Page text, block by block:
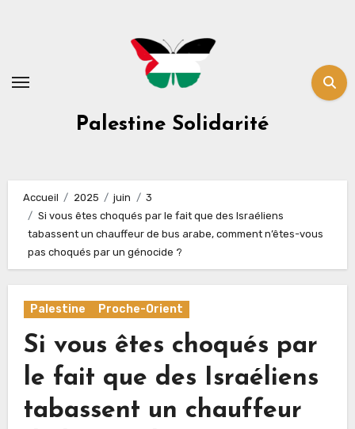
Palestine Solidarité
Accueil 2025 juin
3
Si vous êtes choqués par le fait que des Israéliens
tabassent un chauffeur de bus arabe, comment n’êtes-vous
pas choqués par un génocide ?
Palestine Proche-Orient
Si vous êtes choqués par
le fait que des Israéliens
tabassent un chauffeur